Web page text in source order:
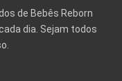
de Bebês Reborn
dia. Sejam todos